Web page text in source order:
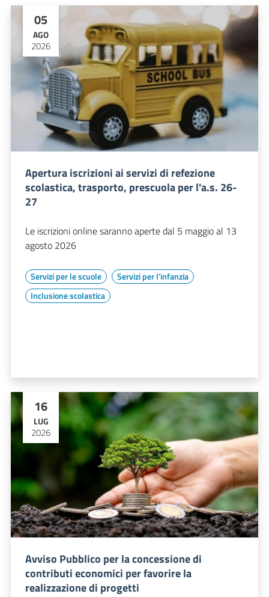
05
AGO
2026
Apertura iscrizioni ai servizi di refezione
scolastica, trasporto, prescuola per l'a.s. 26-
27
Le iscrizioni online saranno aperte dal 5 maggio al 13
agosto 2026
Servizi per le scuole
Servizi per l'infanzia
Inclusione scolastica
16
LUG
2026
Avviso Pubblico per la concessione di
contributi economici per favorire la
realizzazione di progetti